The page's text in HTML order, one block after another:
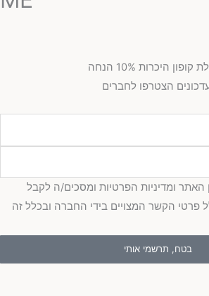
היכרות 10% הנחה
הצטרפו לחברים
ומדיניות הפרטיות ומסכים/ה לקבל
פרטי הקשר המצויים בידי החברה ובכלל זה
בטח, תרשמי אותי